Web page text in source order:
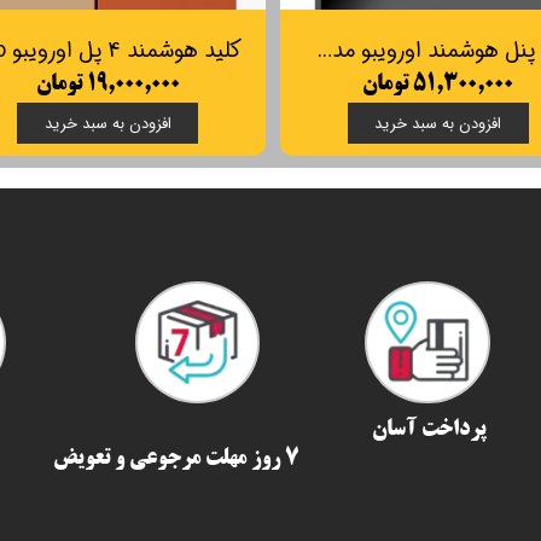
۱۹,۰۰۰,۰۰۰ تومان
افزودن به سبد خرید
تاچ پنل هوشمند اورویبو مدل میکس پد مینی/ Orvibo Mixpad Mini
۵۱,۳۰۰,۰۰۰ تومان
افزودن به سبد خرید
پرداخت آسان
7 روز مهلت مرجوعی و تعویض